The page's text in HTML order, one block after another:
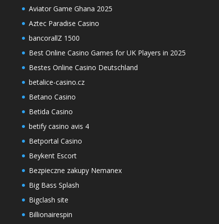
Aviator Game Ghana 2025
Aztec Paradise Casino
bancorallZ 1500
Best Online Casino Games for UK Players in 2025
Bestes Online Casino Deutschland
betalice-casino.cz
Betano Casino
Betida Casino
betify casino avis 4
Betportal Casino
Beykent Escort
Bezpieczne zakupy Nemanex
Big Bass Splash
Bigclash site
Billionairespin